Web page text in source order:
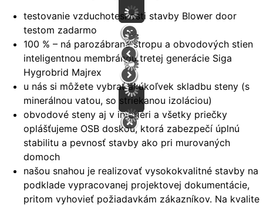
testovanie vzduchotesnosti stavby Blower door
testom zadarmo
100 % – ná parozábrana stropu a obvodových stien
inteligentnou membránou tretej generácie Siga
Hygrobrid Majrex
u nás si môžete vybrať akúkoľvek skladbu steny (s
minerálnou vatou, so striekanou izoláciou)
obvodové steny aj v interiéri a všetky priečky
oplášťujeme OSB doskou, ktorá zabezpečí úplnú
stabilitu a pevnosť stavby ako pri murovaných
domoch
našou snahou je realizovať vysokokvalitné stavby na
podklade vypracovanej projektovej dokumentácie,
pritom vyhovieť požiadavkám zákazníkov. Na kvalite